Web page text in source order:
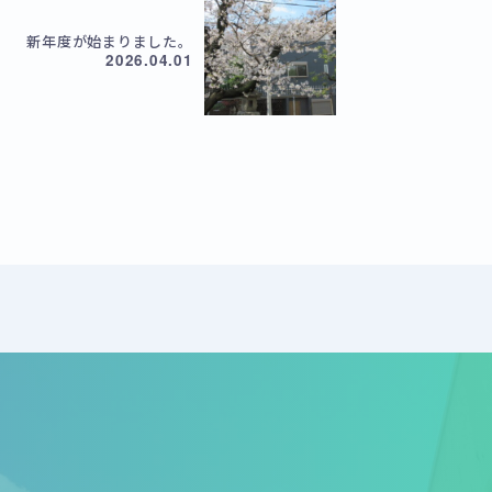
新年度が始まりました。
2026.04.01